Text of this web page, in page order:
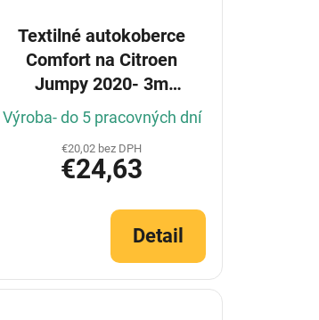
Textilné autokoberce
Comfort na Citroen
Jumpy 2020- 3m
(Konfigurátor)
Výroba- do 5 pracovných dní
€20,02 bez DPH
€24,63
Detail